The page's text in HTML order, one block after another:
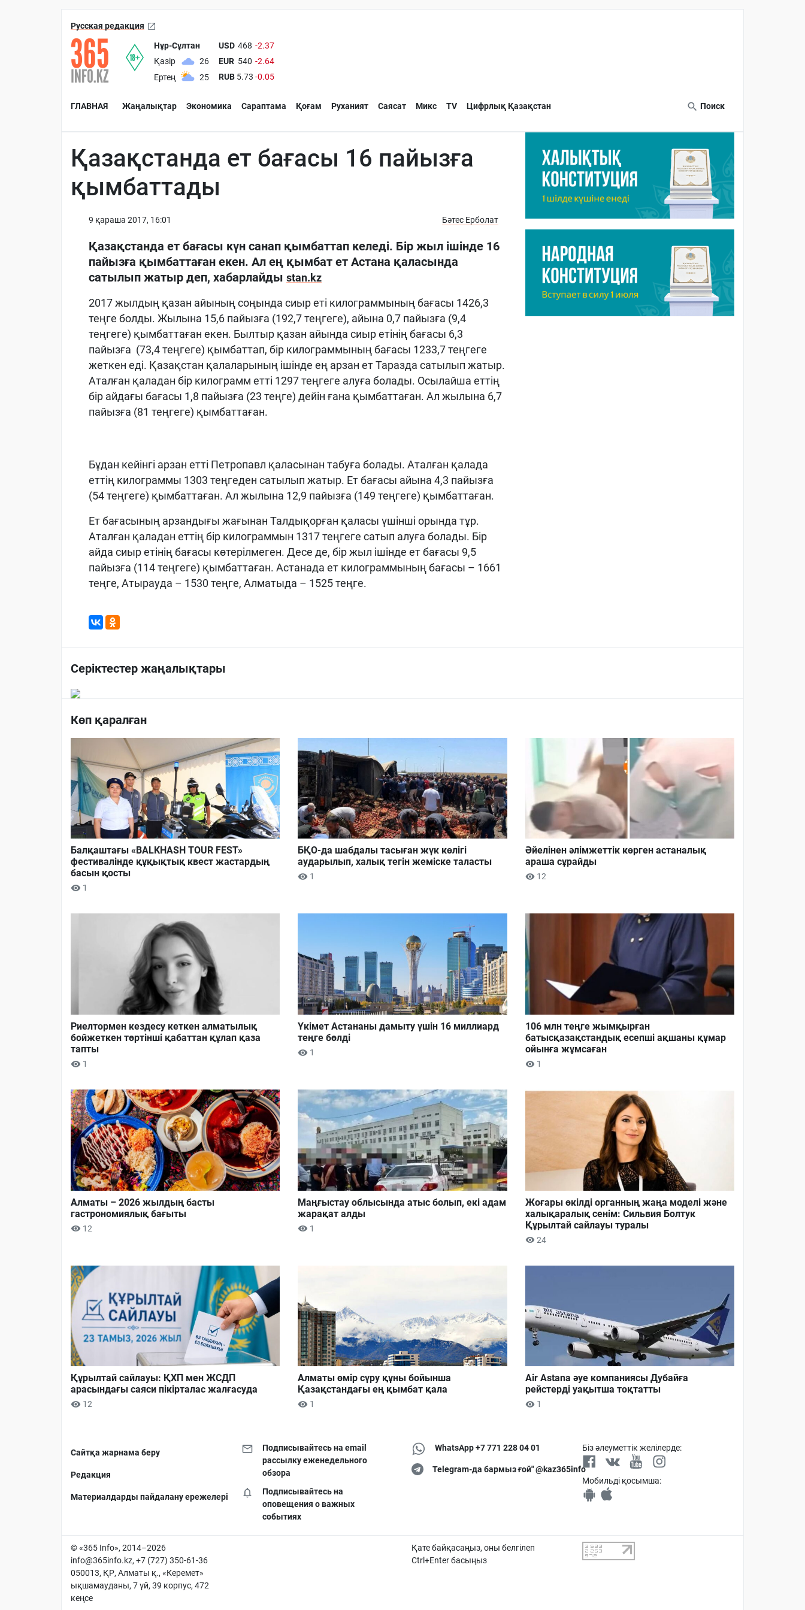
Русская редакция
Нұр-Сұлтан
Қазір
26
Ертең
25
USD 468 -2.37
EUR 540 -2.64
RUB 5.73 -0.05
ГЛАВНАЯ Жаңалықтар Экономика Сараптама Қоғам Руханият Саясат Микс TV Цифрлық Қазақстан Поиск
Қазақстанда ет бағасы 16 пайызға
қымбаттады
9 қараша 2017, 16:01 Бәтес Ерболат
Қазақстанда ет бағасы күн санап қымбаттап келеді. Бір жыл ішінде 16
пайызға қымбаттаған екен. Ал ең қымбат ет Астана қаласында
сатылып жатыр деп, хабарлайды stan.kz
2017 жылдың қазан айының соңында сиыр еті килограммының бағасы 1426,3
теңге болды. Жылына 15,6 пайызға (192,7 теңгеге), айына 0,7 пайызға (9,4
теңгеге) қымбаттаған екен. Былтыр қазан айында сиыр етінің бағасы 6,3
пайызға (73,4 теңгеге) қымбаттап, бір килограммының бағасы 1233,7 теңгеге
жеткен еді. Қазақстан қалаларының ішінде ең арзан ет Таразда сатылып жатыр.
Аталған қаладан бір килограмм етті 1297 теңгеге алуға болады. Осылайша еттің
бір айдағы бағасы 1,8 пайызға (23 теңге) дейін ғана қымбаттаған. Ал жылына 6,7
пайызға (81 теңгеге) қымбаттаған.
Бұдан кейінгі арзан етті Петропавл қаласынан табуға болады. Аталған қалада
еттің килограммы 1303 теңгеден сатылып жатыр. Ет бағасы айына 4,3 пайызға
(54 теңгеге) қымбаттаған. Ал жылына 12,9 пайызға (149 теңгеге) қымбаттаған.
Ет бағасының арзандығы жағынан Талдықорған қаласы үшінші орында тұр.
Аталған қаладан еттің бір килограммын 1317 теңгеге сатып алуға болады. Бір
айда сиыр етінің бағасы көтерілмеген. Десе де, бір жыл ішінде ет бағасы 9,5
пайызға (114 теңгеге) қымбаттаған. Астанада ет килограммының бағасы – 1661
теңге, Атырауда – 1530 теңге, Алматыда – 1525 теңге.
Серіктестер жаңалықтары
Көп қаралған
Балқаштағы «BALKHASH TOUR FEST»
фестивалінде құқықтық квест жастардың
басын қосты
1
БҚО-да шабдалы тасыған жүк көлігі
аударылып, халық тегін жеміске таласты
1
Әйелінен әлімжеттік көрген астаналық
араша сұрайды
12
Риелтормен кездесу кеткен алматылық
бойжеткен төртінші қабаттан құлап қаза
тапты
1
Үкімет Астананы дамыту үшін 16 миллиард
теңге бөлді
1
106 млн теңге жымқырған
батысқазақстандық есепші ақшаны құмар
ойынға жұмсаған
1
Алматы – 2026 жылдың басты
гастрономиялық бағыты
12
Маңғыстау облысында атыс болып, екі адам
жарақат алды
1
Жоғары өкілді органның жаңа моделі және
халықаралық сенім: Сильвия Болтук
Құрылтай сайлауы туралы
24
Құрылтай сайлауы: ҚХП мен ЖСДП
арасындағы саяси пікірталас жалғасуда
12
Алматы өмір сүру құны бойынша
Қазақстандағы ең қымбат қала
1
Air Astana әуе компаниясы Дубайға
рейстерді уақытша тоқтатты
1
Сайтқа жарнама беру
Редакция
Материалдарды пайдалану ережелері
Подписывайтесь на email
рассылку еженедельного
обзора
Подписывайтесь на
оповещения о важных
событиях
WhatsApp +7 771 228 04 01
Telegram-да бармыз ғой" @kaz365info
Біз әлеуметтік желілерде:
Мобильді қосымша:
© «365 Info», 2014–2026
info@365info.kz, +7 (727) 350-61-36
050013, ҚР, Алматы қ., «Керемет»
ықшамауданы, 7 үй, 39 корпус, 472
кеңсе
Қате байқасаңыз, оны белгілеп
Ctrl+Enter басыңыз